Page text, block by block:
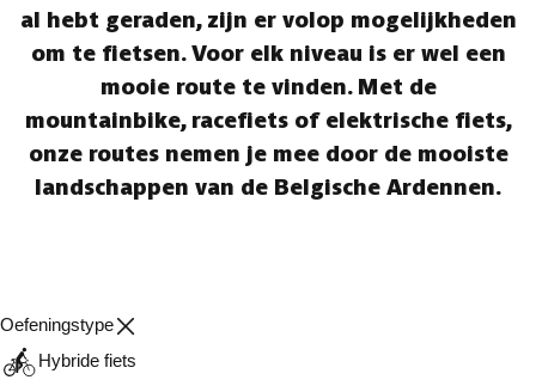
al hebt geraden, zijn er volop mogelijkheden
om te fietsen. Voor elk niveau is er wel een
mooie route te vinden. Met de
mountainbike, racefiets of elektrische fiets,
onze routes nemen je mee door de mooiste
landschappen van de Belgische Ardennen.
Oefeningstype
Hybride fiets